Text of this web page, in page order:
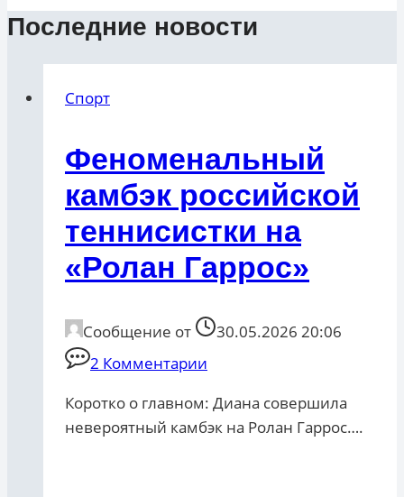
Последние новости
Спорт
Феноменальный
камбэк российской
теннисистки на
«Ролан Гаррос»
Сообщение от
30.05.2026 20:06
2 Комментарии
Коротко о главном: Диана совершила
невероятный камбэк на Ролан Гаррос….